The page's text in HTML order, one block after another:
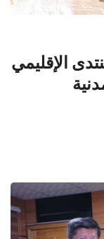
الإقليمي